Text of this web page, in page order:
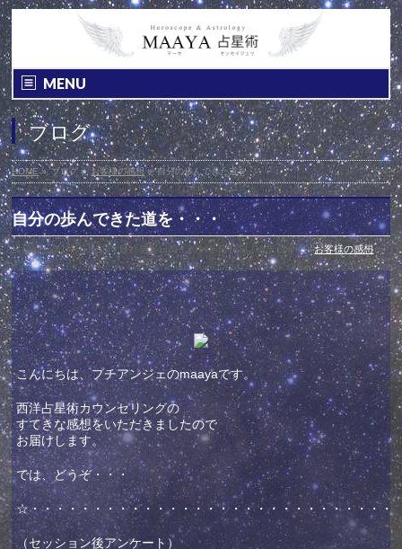
MENU
ブログ
HOME» ブログ » お客様の感想» 自分の歩んできた道を・・・
自分の歩んできた道を・・・
投稿日 : 2014年5月6日 最終更新日時 : 2014年5月6日 カテゴリー :お客様の感想
こんにちは、プチアンジェのmaayaです。
西洋占星術カウンセリングの
すてきな感想をいただきましたので
お届けします。
では、どうぞ・・・
☆・・・・・・・・・・・・・・・・・・・・・・・・・・・・・
（セッション後アンケート）